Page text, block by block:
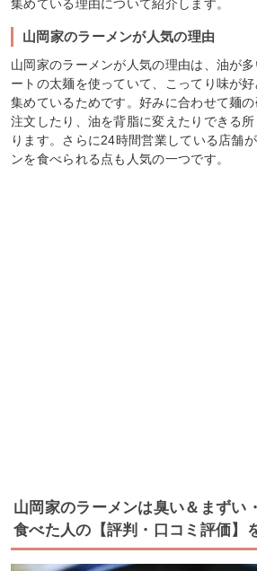
集めている理由について紹介します。
山岡家のラーメンが人気の理由
山岡家のラーメンが人気の理由は、油が
ートの太麺を使っていて、こってり味が
集めているためです。好みに合わせて麺
注文したり、油を背脂に変えたりできる
ります。さらに24時間営業している店舗
ンを食べられる点も人気の一つです。
山岡家のラーメンは臭い＆まずい
食べた人の【評判・口コミ評価】